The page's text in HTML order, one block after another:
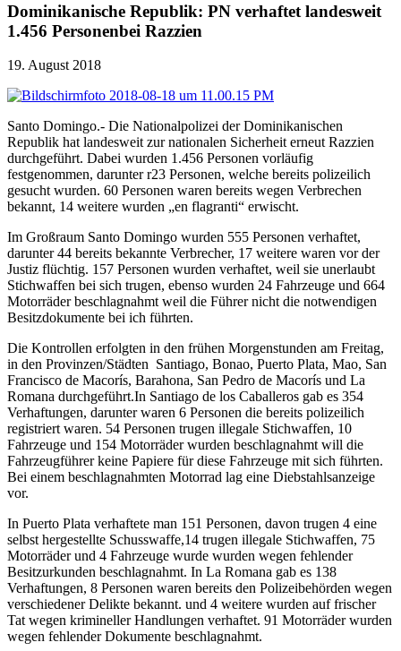
Dominikanische Republik: PN verhaftet landesweit
1.456 Personenbei Razzien
19. August 2018
Santo Domingo.- Die Nationalpolizei der Dominikanischen
Republik hat landesweit zur nationalen Sicherheit erneut Razzien
durchgeführt. Dabei wurden 1.456 Personen vorläufig
festgenommen, darunter r23 Personen, welche bereits polizeilich
gesucht wurden. 60 Personen waren bereits wegen Verbrechen
bekannt, 14 weitere wurden „en flagranti“ erwischt.
Im Großraum Santo Domingo wurden 555 Personen verhaftet,
darunter 44 bereits bekannte Verbrecher, 17 weitere waren vor der
Justiz flüchtig. 157 Personen wurden verhaftet, weil sie unerlaubt
Stichwaffen bei sich trugen, ebenso wurden 24 Fahrzeuge und 664
Motorräder beschlagnahmt weil die Führer nicht die notwendigen
Besitzdokumente bei ich führten.
Die Kontrollen erfolgten in den frühen Morgenstunden am Freitag,
in den Provinzen/Städten Santiago, Bonao, Puerto Plata, Mao, San
Francisco de Macorís, Barahona, San Pedro de Macorís und La
Romana durchgeführt.In Santiago de los Caballeros gab es 354
Verhaftungen, darunter waren 6 Personen die bereits polizeilich
registriert waren. 54 Personen trugen illegale Stichwaffen, 10
Fahrzeuge und 154 Motorräder wurden beschlagnahmt will die
Fahrzeugführer keine Papiere für diese Fahrzeuge mit sich führten.
Bei einem beschlagnahmten Motorrad lag eine Diebstahlsanzeige
vor.
In Puerto Plata verhaftete man 151 Personen, davon trugen 4 eine
selbst hergestellte Schusswaffe,14 trugen illegale Stichwaffen, 75
Motorräder und 4 Fahrzeuge wurde wurden wegen fehlender
Besitzurkunden beschlagnahmt. In La Romana gab es 138
Verhaftungen, 8 Personen waren bereits den Polizeibehörden wegen
verschiedener Delikte bekannt. und 4 weitere wurden auf frischer
Tat wegen krimineller Handlungen verhaftet. 91 Motorräder wurden
wegen fehlender Dokumente beschlagnahmt.